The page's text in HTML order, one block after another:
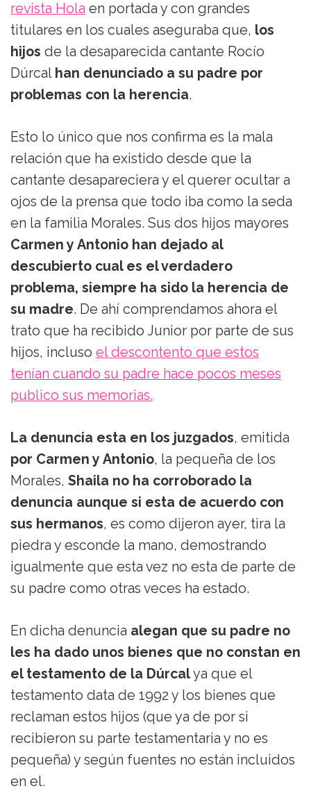
revista Hola en portada y con grandes
titulares en los cuales aseguraba que, los
hijos de la desaparecida cantante Rocío
Dúrcal han denunciado a su padre por
problemas con la herencia.
Esto lo único que nos confirma es la mala
relación que ha existido desde que la
cantante desapareciera y el querer ocultar a
ojos de la prensa que todo iba como la seda
en la familia Morales. Sus dos hijos mayores
Carmen y Antonio han dejado al
descubierto cual es el verdadero
problema, siempre ha sido la herencia de
su madre. De ahí comprendamos ahora el
trato que ha recibido Junior por parte de sus
hijos, incluso el descontento que estos
tenían cuando su padre hace pocos meses
publico sus memorias.
La denuncia esta en los juzgados, emitida
por Carmen y Antonio, la pequeña de los
Morales, Shaila no ha corroborado la
denuncia aunque si esta de acuerdo con
sus hermanos, es como dijeron ayer, tira la
piedra y esconde la mano, demostrando
igualmente que esta vez no esta de parte de
su padre como otras veces ha estado.
En dicha denuncia alegan que su padre no
les ha dado unos bienes que no constan en
el testamento de la Dúrcalya que el
testamento data de 1992 y los bienes que
reclaman estos hijos (que ya de por si
recibieron su parte testamentaria y no es
pequeña) y según fuentes no están incluidos
en el.